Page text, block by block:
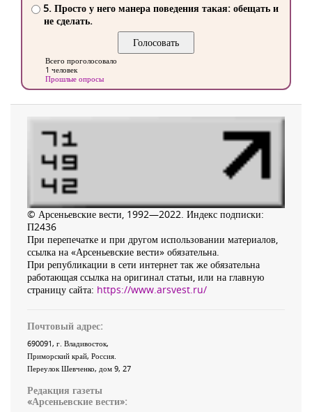
5. Просто у него манера поведения такая: обещать и
не сделать.
Всего проголосовало
1 человек
Прошлые опросы
© Арсеньевские вести, 1992—2022. Индекс подписки:
П2436
При перепечатке и при другом использовании материалов,
ссылка на «Арсеньевские вести» обязательна.
При републикации в сети интернет так же обязательна
работающая ссылка на оригинал статьи, или на главную
страницу сайта: https://www.arsvest.ru/
Почтовый адрес:
690091, г. Владивосток,
Приморский край, Россия
Переулок Шевченко, дом 9, 27
Редакция газеты
«Арсеньевские вести»: